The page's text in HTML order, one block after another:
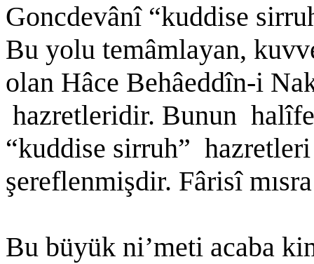
Goncdevânî “kuddise
Bu yolu temâmlayan,
olan Hâce Behâeddîn-i
hazretleridir. Bunun
“kuddise sirruh”
şereflenmişdir. Fârisî
Bu büyük ni’meti acaba